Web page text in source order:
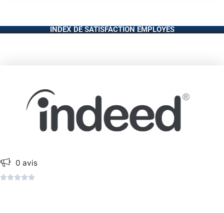
INDEX DE SATISFACTION EMPLOYÉS
0 avis
